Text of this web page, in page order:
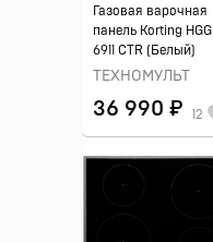
Газовая варочная
панель Korting HGG
6911 CTR (Белый)
ТЕХНОМУЛЬТ
36 990 ₽ 12